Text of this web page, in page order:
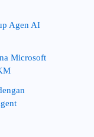
Agen AI
Microsoft